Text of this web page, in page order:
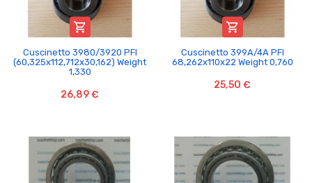

Cuscinetto 3980/3920 PFI
(60,325x112,712x30,162) Weight
1,330
26,89 €

Cuscinetto 399A/4A PFI
68,262x110x22 Weight 0,760
25,50 €